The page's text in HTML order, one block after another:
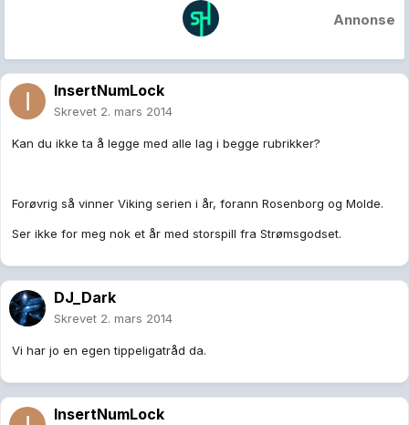
Annonse
InsertNumLock
Skrevet 2. mars 2014
Kan du ikke ta å legge med alle lag i begge rubrikker?
Forøvrig så vinner Viking serien i år, forann Rosenborg og Molde.
Ser ikke for meg nok et år med storspill fra Strømsgodset.
DJ_Dark
Skrevet 2. mars 2014
Vi har jo en egen tippeligatråd da.
InsertNumLock